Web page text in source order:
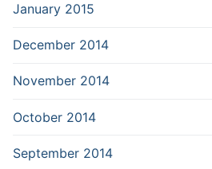
January 2015
December 2014
November 2014
October 2014
September 2014